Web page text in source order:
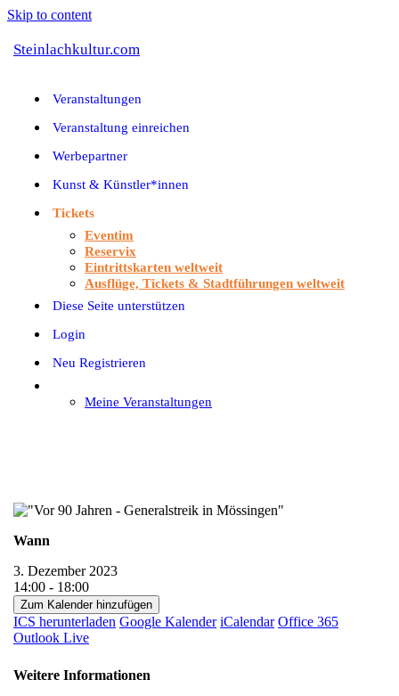
Skip to content
Steinlachkultur.com
Veranstaltungen
Veranstaltung einreichen
Werbepartner
Kunst & Künstler*innen
Tickets
Eventim
Reservix
Eintrittskarten weltweit
Ausflüge, Tickets & Stadtführungen weltweit
Diese Seite unterstützen
Login
Neu Registrieren
Meine Veranstaltungen
Wann
3. Dezember 2023
14:00 - 18:00
Zum Kalender hinzufügen
ICS herunterladen Google Kalender iCalendar Office 365
Outlook Live
Weitere Informationen